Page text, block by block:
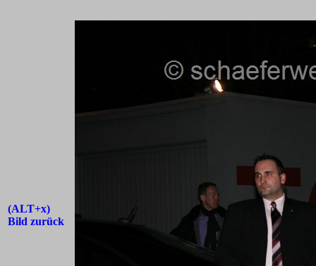
(ALT+x)
Bild zurück